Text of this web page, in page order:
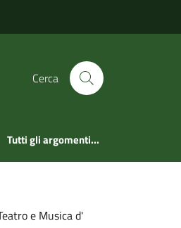
Cerca
Tutti gli argomenti...
e Musica d'